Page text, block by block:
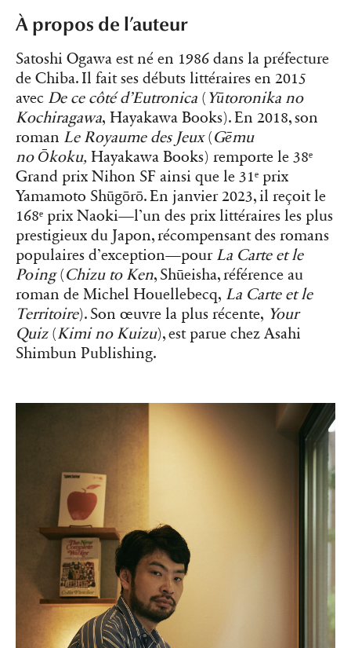
À propos de l’auteur
Satoshi Ogawa est né en 1986 dans la préfecture
de Chiba. Il fait ses débuts littéraires en 2015
avec De ce côté d’Eutronica ( Yūtoronika no
Kochiragawa, Hayakawa Books). En 2018, son
roman Le Royaume des Jeux(Gēmu
no Ōkoku, Hayakawa Books) remporte le 38ᵉ
Grand prix Nihon SF ainsi que le 31ᵉ prix
Yamamoto Shūgōrō. En janvier 2023, il reçoit le
168ᵉ prix Naoki—l’un des prix littéraires les plus
prestigieux du Japon, récompensant des romans
populaires d’exception—pour La Carte et le
Poing(Chizu to Ken, Shūeisha, référence au
roman de Michel Houellebecq, La Carte et le
Territoire). Son œuvre la plus récente, Your
Quiz (Kimi no Kuizu), est parue chez Asahi
Shimbun Publishing.